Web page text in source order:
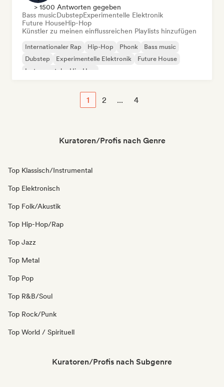
> 1500 Antworten gegeben
Bass musicDubstepExperimentelle Elektronik
Future HouseHip-Hop
Künstler zu meinen einflussreichen Playlists hinzufügen
Internationaler Rap Hip-Hop Phonk
Bass music
Dubstep
Experimentelle Elektronik
Future House
Instrumentaler Hip-Hop
1 2 ... 4
Kuratoren/Profis nach Genre
Top Klassisch/Instrumental
Top Elektronisch
Top Folk/Akustik
Top Hip-Hop/Rap
Top Jazz
Top Metal
Top Pop
Top R&B/Soul
Top Rock/Punk
Top World / Spirituell
Kuratoren/Profis nach Subgenre